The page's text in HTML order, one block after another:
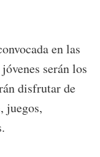
en las
serán los
disfrutar de
juegos,